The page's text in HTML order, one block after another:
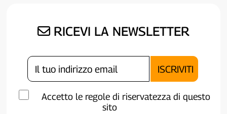
RICEVI LA NEWSLETTER
Accetto le regole di riservatezza di questo
sito